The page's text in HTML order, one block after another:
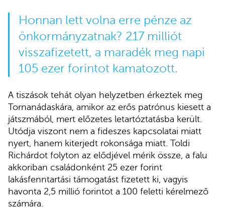
Honnan lett volna erre pénze az
önkormányzatnak? 217 milliót
visszafizetett, a maradék meg napi
105 ezer forintot kamatozott.
A tiszások tehát olyan helyzetben érkeztek meg
Tornanádaskára, amikor az erős patrónus kiesett a
játszmából, mert előzetes letartóztatásba került.
Utódja viszont nem a fideszes kapcsolatai miatt
nyert, hanem kiterjedt rokonsága miatt. Toldi
Richárdot folyton az elődjével mérik össze, a falu
akkoriban családonként 25 ezer forint
lakásfenntartási támogatást fizetett ki, vagyis
havonta 2,5 millió forintot a 100 feletti kérelmező
számára.